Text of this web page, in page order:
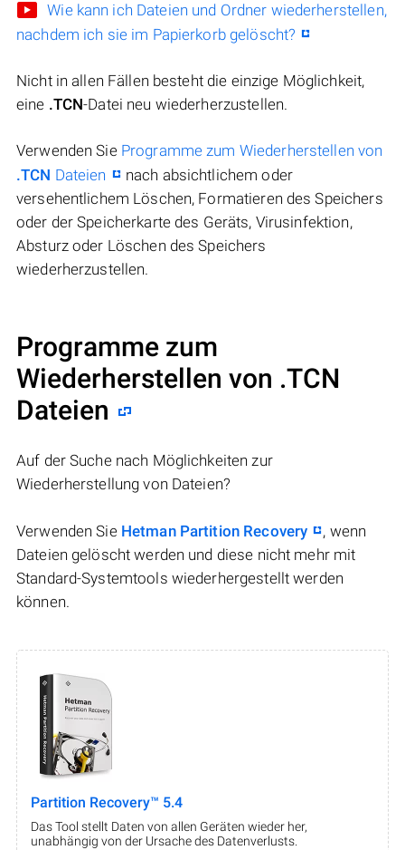
Wie kann ich Dateien und Ordner wiederherstellen,
nachdem ich sie im Papierkorb gelöscht?
Nicht in allen Fällen besteht die einzige Möglichkeit,
eine .TCN-Datei neu wiederherzustellen.
Verwenden Sie Programme zum Wiederherstellen von
.TCN Dateien
nach absichtlichem oder
versehentlichem Löschen, Formatieren des Speichers
oder der Speicherkarte des Geräts, Virusinfektion,
Absturz oder Löschen des Speichers
wiederherzustellen.
Programme zum
Wiederherstellen von .TCN
Dateien
Auf der Suche nach Möglichkeiten zur
Wiederherstellung von Dateien?
Verwenden Sie Hetman Partition Recovery
, wenn
Dateien gelöscht werden und diese nicht mehr mit
Standard-Systemtools wiederhergestellt werden
können.
Partition Recovery™ 5.4
Das Tool stellt Daten von allen Geräten wieder her,
unabhängig von der Ursache des Datenverlusts.